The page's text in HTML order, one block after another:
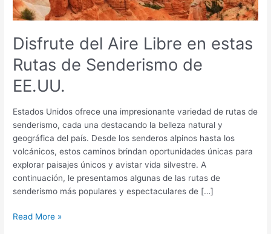
Disfrute del Aire Libre en estas
Rutas de Senderismo de
EE.UU.
Estados Unidos ofrece una impresionante variedad de rutas de
senderismo, cada una destacando la belleza natural y
geográfica del país. Desde los senderos alpinos hasta los
volcánicos, estos caminos brindan oportunidades únicas para
explorar paisajes únicos y avistar vida silvestre. A
continuación, le presentamos algunas de las rutas de
senderismo más populares y espectaculares de […]
Senderismo
de
Read More »